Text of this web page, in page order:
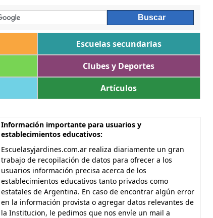
Escuelas secundarias
Clubes y Deportes
Artículos
Información importante para usuarios y
establecimientos educativos:
Escuelasyjardines.com.ar realiza diariamente un gran
trabajo de recopilación de datos para ofrecer a los
usuarios información precisa acerca de los
establecimientos educativos tanto privados como
estatales de Argentina. En caso de encontrar algún error
en la información provista o agregar datos relevantes de
la Institucion, le pedimos que nos envíe un mail a